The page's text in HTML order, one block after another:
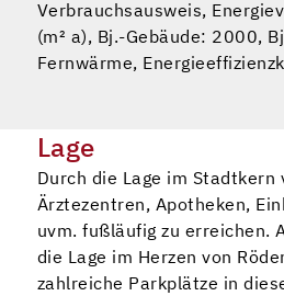
Verbrauchsausweis,
(m² a), Bj.-Gebäude: 2000,
Fernwärme,
Lage
Durch die Lage im Stadtkern
Ärztezentren, Apotheken,
uvm. fußläufig zu erreichen.
die Lage im Herzen von
zahlreiche Parkplätze in